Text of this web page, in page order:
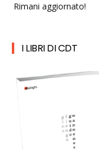
Rimani aggiornato!
I LIBRI DI CDT